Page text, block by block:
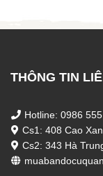
THÔNG TIN
Hotline: 0986 555
Cs1: 408 Cao
Cs2: 343 Hà